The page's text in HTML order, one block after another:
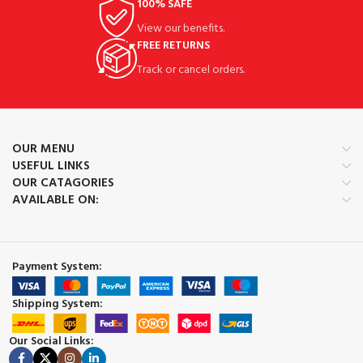
100% SAFE
View our benefits.
FREE RETURNS
Track or cancel orders.
OUR MENU
USEFUL LINKS
OUR CATAGORIES
AVAILABLE ON:
Payment System:
Shipping System:
Our Social Links: